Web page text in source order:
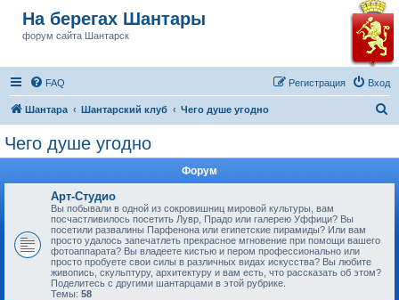
На берегах Шантары
форум сайта Шантарск
FAQ Вход
Регистрация
Шантара Шантарский клуб Чего душе угодно
Чего душе угодно
Форум
Арт-Студио
Вы побывали в одной из сокровишниц мировой культуры, вам
посчастливилось посетить Лувр, Прадо или галерею Уффици? Вы
посетили развалины Парфенона или египетские пирамиды? Или вам
просто удалось запечатлеть прекрасное мгновение при помощи вашего
фотоаппарата? Вы владеете кистью и пером профессионально или
просто пробуете свои силы в различных видах искусства? Вы любите
живопись, скульптуру, архитектуру и вам есть, что рассказать об этом?
Поделитесь с другими шантарцами в этой рубрике.
Темы: 58